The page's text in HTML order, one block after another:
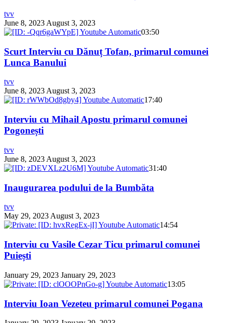
tvv
June 8, 2023 August 3, 2023
03:50
Scurt Interviu cu Dănuț Tofan, primarul comunei
Lunca Banului
tvv
June 8, 2023August 3, 2023
17:40
Interviu cu Mihail Apostu primarul comunei
Pogonești
tvv
June 8, 2023 August 3, 2023
31:40
Inaugurarea podului de la Bumbăta
tvv
May 29, 2023 August 3, 2023
14:54
Interviu cu Vasile Cezar Ticu primarul comunei
Puiești
January 29, 2023 January 29, 2023
13:05
Interviu Ioan Vezeteu primarul comunei Pogana